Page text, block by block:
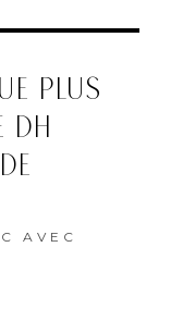
PLUS
DH
AVEC